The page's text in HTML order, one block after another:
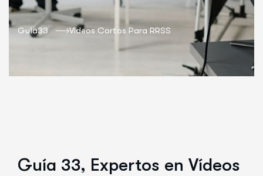
Guia33 Vídeos Cortos Para RRSS
Guía 33, Expertos en Vídeos